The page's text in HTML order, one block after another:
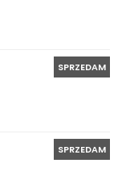
SPRZEDAM
SPRZEDAM